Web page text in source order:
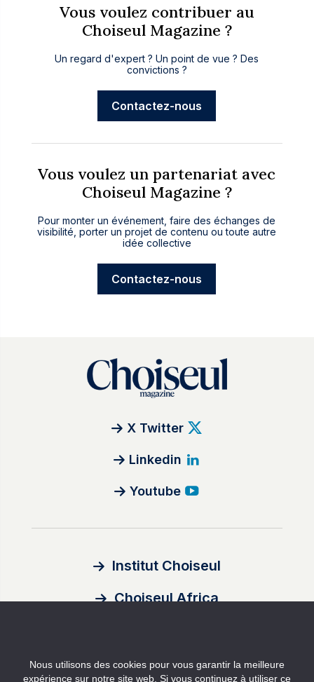
Vous voulez contribuer au
Choiseul Magazine ?
Un regard d'expert ? Un point de vue ? Des
convictions ?
Contactez-nous
Vous voulez un partenariat avec
Choiseul Magazine ?
Pour monter un événement, faire des échanges de
visibilité, porter un projet de contenu ou toute autre
idée collective
Contactez-nous
X Twitter
Linkedin
Youtube
Institut Choiseul
Choiseul Africa
Nous utilisons des cookies pour vous garantir la meilleure
expérience sur notre site web. Si vous continuez à utiliser ce